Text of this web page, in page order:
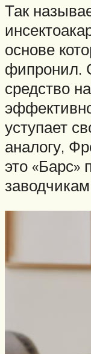
Так
основе
фипронил.
средство
уступает
аналогу,
это «Барс»